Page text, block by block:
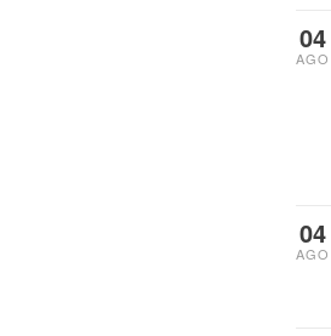
04
AGO
04
AGO